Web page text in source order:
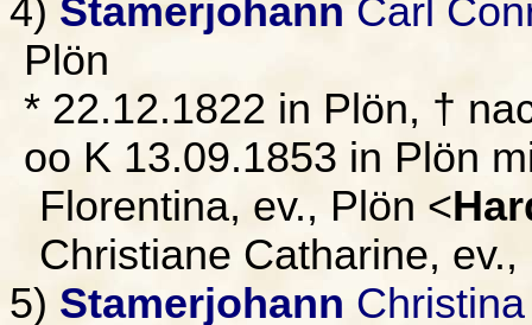
4) Stamerjohann Carl
Plön
* 22.12.1822 in Plön, †
oo K 13.09.1853 in Plön
Florentina, ev., Plön <
Christiane Catharine, ev.,
5) Stamerjohann